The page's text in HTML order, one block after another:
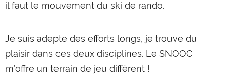
il faut le mouvement du ski de rando.
Je suis adepte des efforts longs, je trouve du
plaisir dans ces deux disciplines. Le SNOOC
m’offre un terrain de jeu différent !